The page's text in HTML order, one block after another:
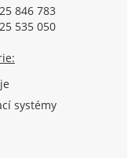
846 783
535 050
systémy